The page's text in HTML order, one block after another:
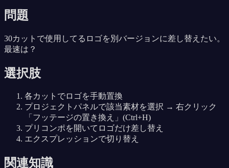
問題
30カットで使用してるロゴを別バージョンに差し替えたい。
最速は？
選択肢
各カットでロゴを手動置換
プロジェクトパネルで該当素材を選択 → 右クリック
「フッテージの置き換え」(Ctrl+H)
プリコンポを開いてロゴだけ差し替え
エクスプレッションで切り替え
関連知識